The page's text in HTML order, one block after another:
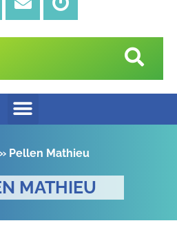
Pellen Mathieu
MATHIEU